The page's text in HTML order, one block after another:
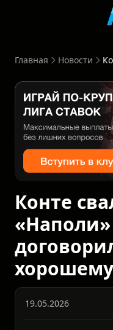
Главная Новости
Конте
хорошему
19.05.2026